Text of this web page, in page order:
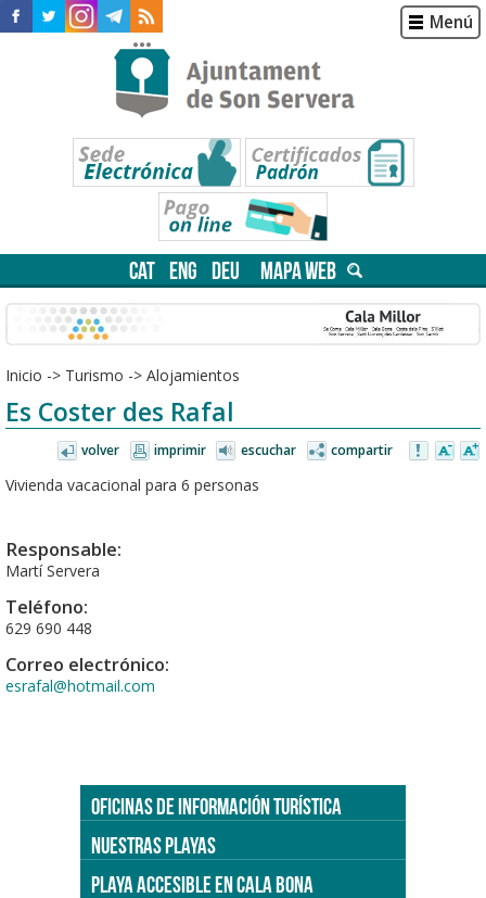
Menú
CAT ENG DEU MAPA WEB
Inicio -> Turismo -> Alojamientos
Es Coster des Rafal
volver imprimir escuchar compartir
Vivienda vacacional para 6 personas
Responsable:
Martí Servera
Teléfono:
629 690 448
Correo electrónico:
esrafal@hotmail.com
OFICINAS DE INFORMACIÓN TURÍSTICA
NUESTRAS PLAYAS
PLAYA ACCESIBLE EN CALA BONA